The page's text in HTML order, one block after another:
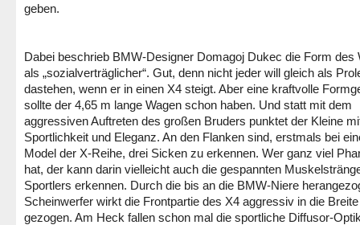
geben.
Dabei beschrieb BMW-Designer Domagoj Dukec die Form des
als „sozialverträglicher“. Gut, denn nicht jeder will gleich als
dastehen, wenn er in einen X4 steigt. Aber eine kraftvolle
sollte der 4,65 m lange Wagen schon haben. Und statt mit dem
aggressiven Auftreten des großen Bruders punktet der Kleine
Sportlichkeit und Eleganz. An den Flanken sind, erstmals bei
Model der X-Reihe, drei Sicken zu erkennen. Wer ganz viel
hat, der kann darin vielleicht auch die gespannten
Sportlers erkennen. Durch die bis an die BMW-Niere
Scheinwerfer wirkt die Frontpartie des X4 aggressiv in die Breite
gezogen. Am Heck fallen schon mal die sportliche Diffusor-